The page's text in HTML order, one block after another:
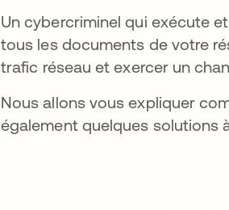
Un cybercriminel qui exécute
tous les documents de votre
trafic réseau et exercer un
Nous allons vous expliquer
également quelques solutions